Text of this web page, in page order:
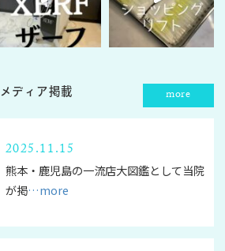
メディア掲載 more
2025.11.15
熊本・鹿児島の一流店大図鑑として当院
が掲…more